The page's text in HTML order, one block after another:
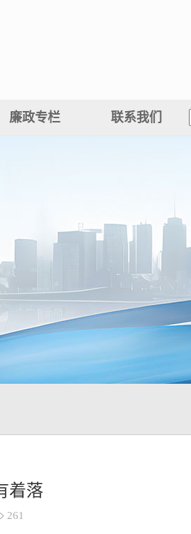
廉政专栏 联系我们
着落
261